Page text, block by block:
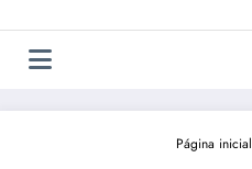
Página inicial